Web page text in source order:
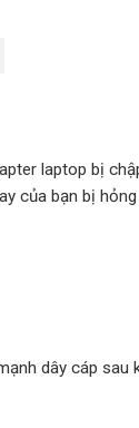
laptop bị
của bạn bị
dây cáp sau